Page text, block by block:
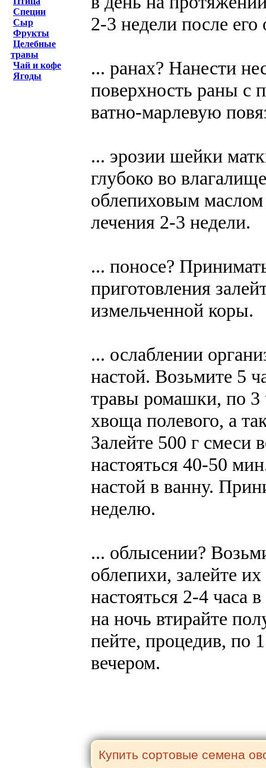
Специи
Сыр
Фрукты
Целебные
травы
Чай и кофе
Ягоды
2-3 недели после его
... ранах? Нанести
поверхность раны с
ватно-марлевую
... эрозии шейки
глубоко во
облепиховым
лечения 2-3 недели.
... поносе?
приготовления
измельченной коры.
... ослаблении
настой. Возьмите 5
травы ромашки, по 3
хвоща полевого, а
Залейте 500 г смеси
настояться 40-50
настой в ванну.
неделю.
... облысении?
облепихи, залейте
настояться 2-4 часа
на ночь втирайте
пейте, процедив, по
вечером.